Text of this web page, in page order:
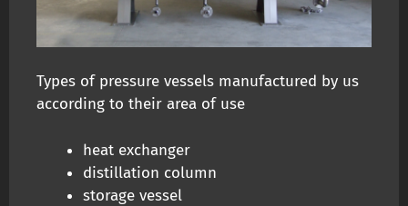
Types of pressure vessels manufactured by us
according to their area of use
heat exchanger
distillation column
storage vessel